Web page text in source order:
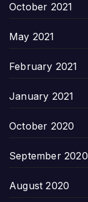
October 2021
May 2021
February 2021
January 2021
October 2020
September 2020
August 2020